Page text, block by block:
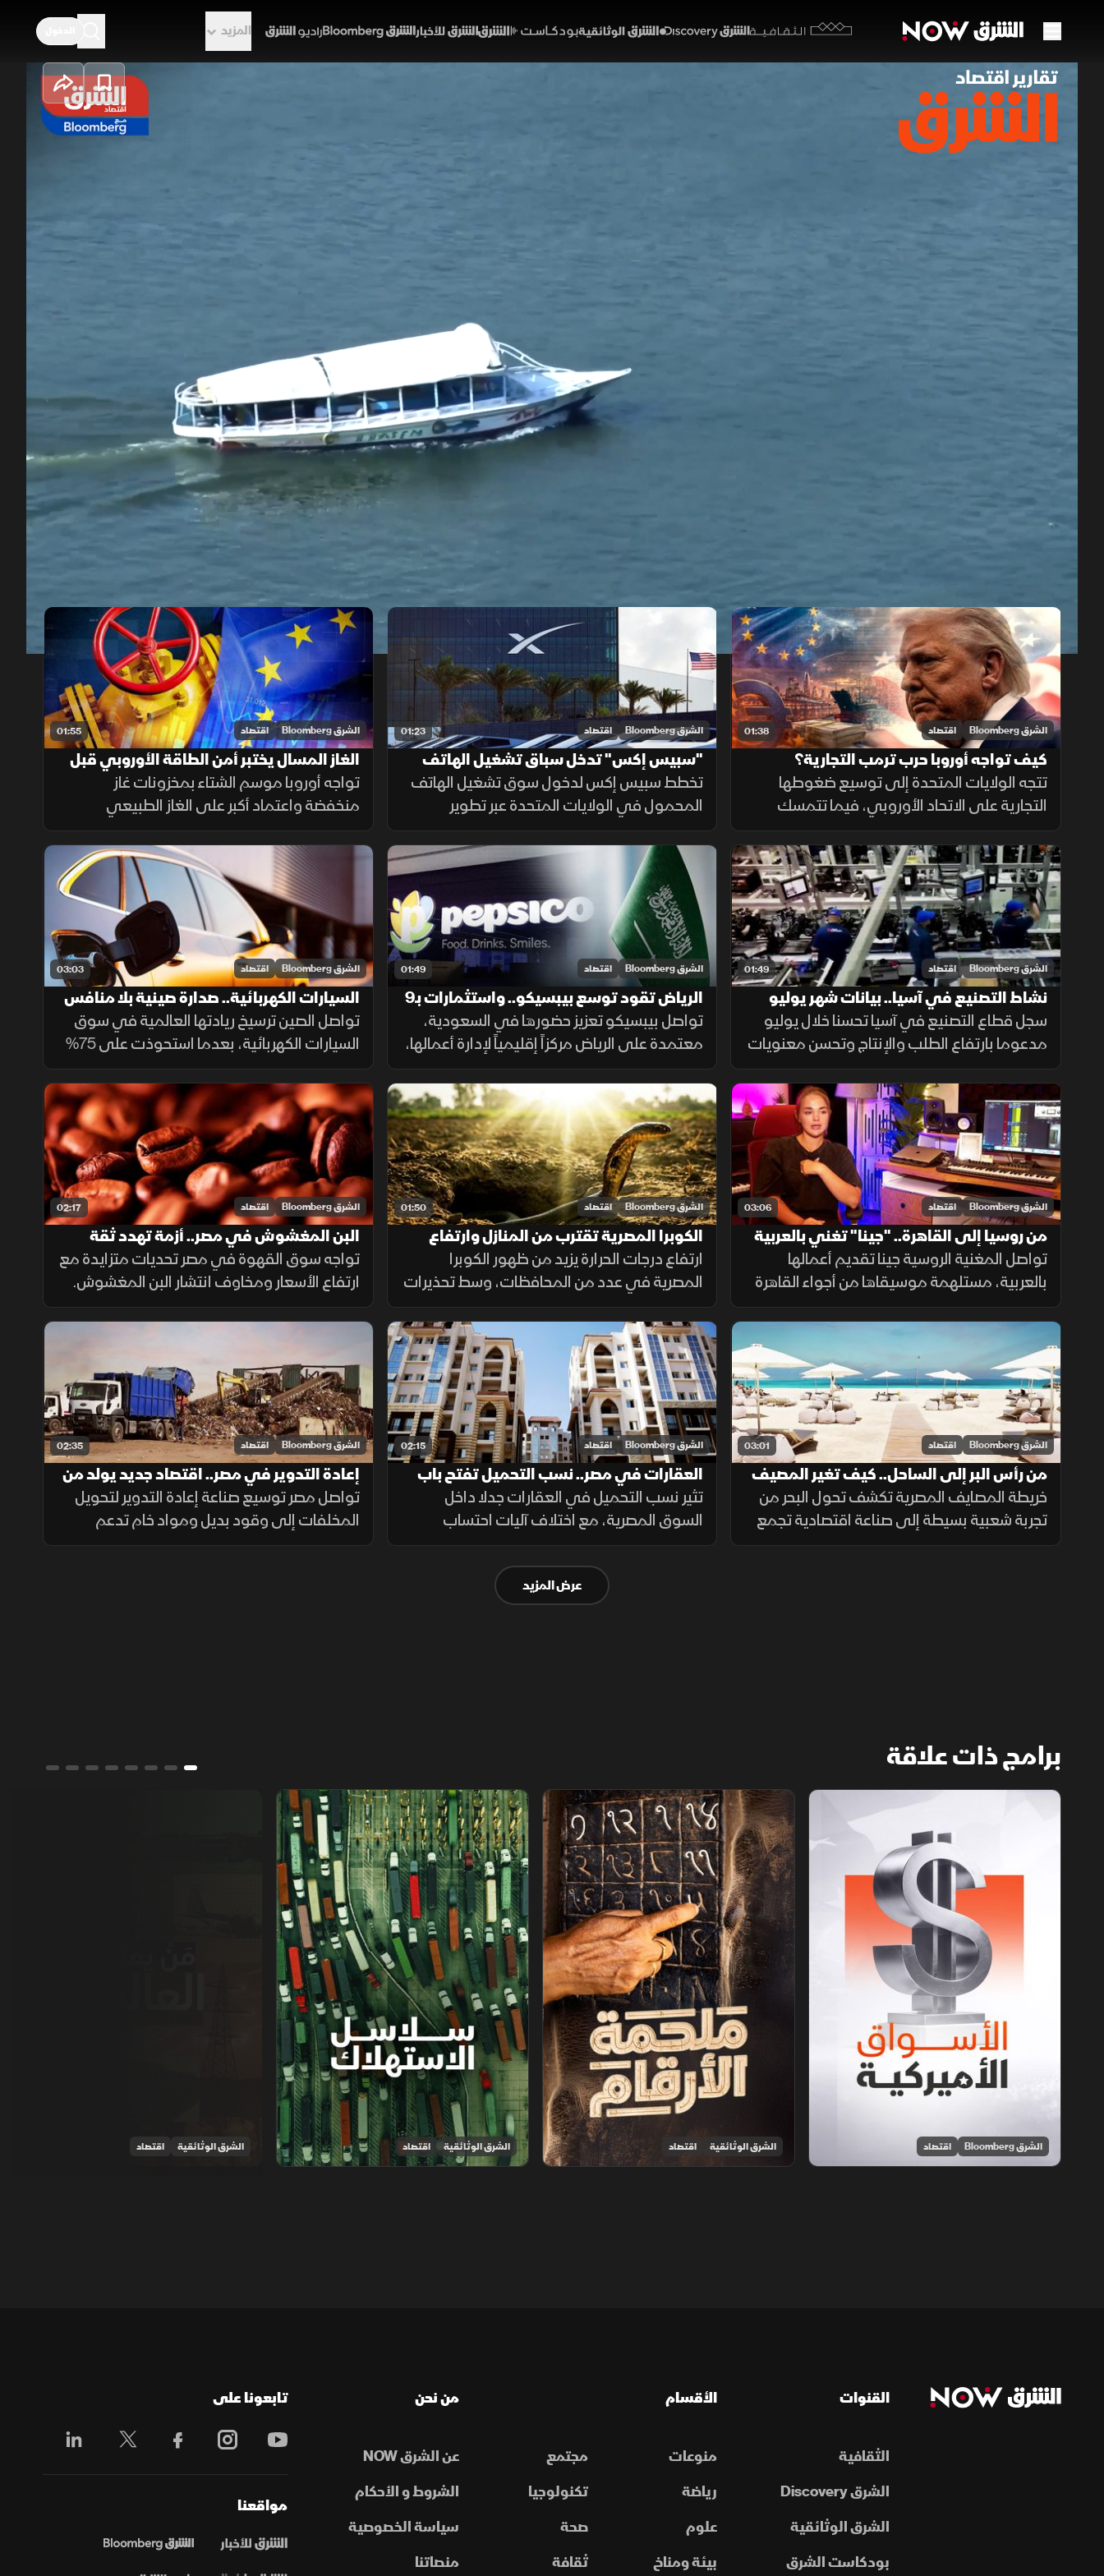
الثقافية
المزيد
00:12/01:38 1x auto
نزوح من القاهرة والإسكندرية.. خريطة ديموجرافية
تحولات عميقة في خريطة الهجرة الداخلية بمصر، مع تسجيل القاهرة والإسكندرية صافي هجرة سالبة، وتتصدر
محافظات البحر الأحمر والجيزة وجنوب سيناء الواجهات الأكثر جذبا للسكان، بفعل الاستثمار والسياحة، وسط
ارتفاع عدد المهاجرين داخليا إلى 8.3 مليون شخص، وتفوق نمط الانتقال بين المدن بنسبة 37%، محققا طفرة
في مستوى الرفاه.
حلقات الموسم 2026
01:38 الشرق Bloomberg اقتصاد
كيف تواجه أوروبا حرب ترمب التجارية؟
تتجه الولايات المتحدة إلى توسيع ضغوطها
التجارية على الاتحاد الأوروبي، فيما تتمسك
بروكسل بالحوار وتجنب التصعيد، مع استمرار
الخلافات حول التكنولوجيا والأدوية ومستقبل
العلاقات الاقتصادية.
01:23 الشرق Bloomberg اقتصاد
"سبيس إكس" تدخل سباق تشغيل الهاتف
المحمول وتراهن على "ستارلينك"
تخطط سبيس إكس لدخول سوق تشغيل الهاتف
المحمول في الولايات المتحدة عبر تطوير
ستارلينك ببنية تحتية أرضية. ويتطلب المشروع
استثمارات ضخمة وأبراجًا وطيفًا تردديًا، وسط
رفض شركات الاتصالات إتاحة شبكاتها لها.
01:55 الشرق Bloomberg اقتصاد
الغاز المسال يختبر أمن الطاقة الأوروبي قبل
الشتاء
تواجه أوروبا موسم الشتاء بمخزونات غاز
منخفضة واعتماد أكبر على الغاز الطبيعي
المسال، وسط منافسة متزايدة مع آسيا على
الشحنات، ما يعزز احتمالات ارتفاع تكاليف الطاقة.
01:49 الشرق Bloomberg اقتصاد
نشاط التصنيع في آسيا.. بيانات شهر يوليو
سجل قطاع التصنيع في آسيا تحسنا خلال يوليو
مدعوما بارتفاع الطلب والإنتاج وتحسن معنويات
الشركات، في حين جاءت الصين على خلاف الاتجاه
مع استمرار انكماش نشاط المصانع.
01:49 الشرق Bloomberg اقتصاد
الرياض تقود توسع بيبسيكو.. واستثمارات بـ9
مليارات ريال
تواصل بيبسيكو تعزيز حضورها في السعودية،
معتمدة على الرياض مركزاً إقليمياً لإدارة أعمالها،
مدعومة باستثمارات كبيرة وخطط للتوسع
والابتكار.
03:03 الشرق Bloomberg اقتصاد
السيارات الكهربائية.. صدارة صينية بلا منافس
تواصل الصين ترسيخ ريادتها العالمية في سوق
السيارات الكهربائية، بعدما استحوذت على 75%
من الإنتاج و63% من المبيعات العالمية خلال
2025، مع استمرار تفوق شركاتها وعلى رأسها
"BYD" التي تجاوزت "تسلا".
03:06 الشرق Bloomberg اقتصاد
من روسيا إلى القاهرة.. "جينا" تغني بالعربية
تواصل المغنية الروسية جينا تقديم أعمالها
بالعربية، مستلهمة موسيقاها من أجواء القاهرة
والأغنية المصرية، رغم صعوبة اللغة، ساعية
لإصدار ألبوم كامل وبناء قاعدة جماهيرية داخل
مصر.
01:50 الشرق Bloomberg اقتصاد
الكوبرا المصرية تقترب من المنازل وارتفاع
الحرارة يفاقم الخطر
ارتفاع درجات الحرارة يزيد من ظهور الكوبرا
المصرية في عدد من المحافظات، وسط تحذيرات
صحية وتأكيدات بتوافر المصل وإجراءات للحد من
انتشارها.
02:17 الشرق Bloomberg اقتصاد
البن المغشوش في مصر.. أزمة تهدد ثقة
المستهلكين
تواجه سوق القهوة في مصر تحديات متزايدة مع
ارتفاع الأسعار ومخاوف انتشار البن المغشوش.
وتواصل الجهات الرقابية فحص الشحنات
المستوردة، فيما ينصح مختصون بشراء البن من
مصادر موثوقة لضمان الجودة.
03:01 الشرق Bloomberg اقتصاد
من رأس البر إلى الساحل.. كيف تغير المصيف
المصري؟
خريطة المصايف المصرية تكشف تحول البحر من
تجربة شعبية بسيطة إلى صناعة اقتصادية تجمع
السياحة بالعقارات والترفيه والخدمات الفاخرة.
02:15 الشرق Bloomberg اقتصاد
العقارات في مصر.. نسب التحميل تفتح باب
الجدل من جديد
تثير نسب التحميل في العقارات جدلا داخل
السوق المصرية، مع اختلاف آليات احتساب
المساحات المشتركة بين المشروعات. ويطالب
المشترون بمزيد من الشفافية عن المساحة
الصافية قبل التعاقد، بما يضمن وضوح التكلفة.
02:35 الشرق Bloomberg اقتصاد
إعادة التدوير في مصر.. اقتصاد جديد يولد من
قلب المخلفات
تواصل مصر توسيع صناعة إعادة التدوير لتحويل
المخلفات إلى وقود بديل ومواد خام تدعم
الصناعة والزراعة، في ظل تنامي الاستثمارات
عرض المزيد
برامج ذات علاقة
الأسواق الأميركية
الشرق Bloomberg اقتصاد
ملحمة الأرقام
الشرق الوثائقية اقتصاد
سلاسل الاستهلاك
الشرق الوثائقية اقتصاد الشرق الوثائقية اقتصاد
القنوات
الثقافية
الشرق Discovery
الشرق الوثائقية
بودكاست الشرق
الأقسام
منوعات
مجتمع
رياضة
تكنولوجيا
علوم
صحة
بيئة ومناخ
ثقافة
من نحن
عن الشرق NOW
الشروط و الأحكام
سياسة الخصوصية
منصاتنا
تابعونا على
مواقعنا